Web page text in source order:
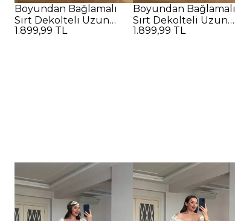
Boyundan Bağlamalı
Sırt Dekolteli Uzun
Elbise - Kırmızı
1.899,99 TL
Boyundan Bağlamalı
Sırt Dekolteli Uzun
Elbise - SİYAH
1.899,99 TL